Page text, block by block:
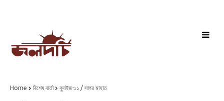
Home বিশেষ বার্তা ক্যুইজ-১১ / সাগর মাহাত